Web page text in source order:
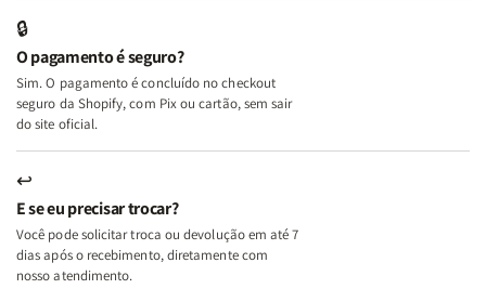
Lar
Lar
🔒
O pagamento é seguro?
Sim. O pagamento é concluído no checkout
seguro da Shopify, com Pix ou cartão, sem sair
do site oficial.
↩
E se eu precisar trocar?
Você pode solicitar troca ou devolução em até 7
dias após o recebimento, diretamente com
nosso atendimento.